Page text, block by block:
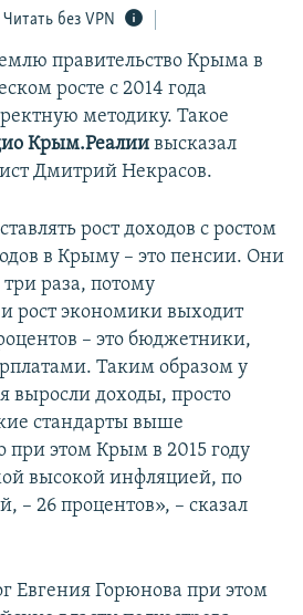
КРЫМА
Читать без VPN
правительство Крыма в
росте с 2014 года
методику. Такое
Крым.Реалии высказал
Дмитрий Некрасов.
рост доходов с ростом
в Крыму – это пенсии. Они
раза, потому
рост экономики выходит
– это бюджетники,
Таким образом у
выросли доходы, просто
стандарты выше
при этом Крым в 2015 году
высокой инфляцией, по
– 26 процентов», – сказал
Евгения Горюнова при этом